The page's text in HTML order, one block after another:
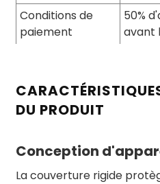
Conditions de
paiement
50%
avant
DU PRODUIT
Conception
La couverture rigide